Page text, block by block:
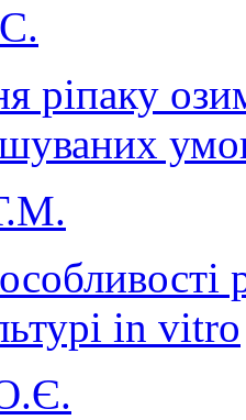
ріпаку
in vitro